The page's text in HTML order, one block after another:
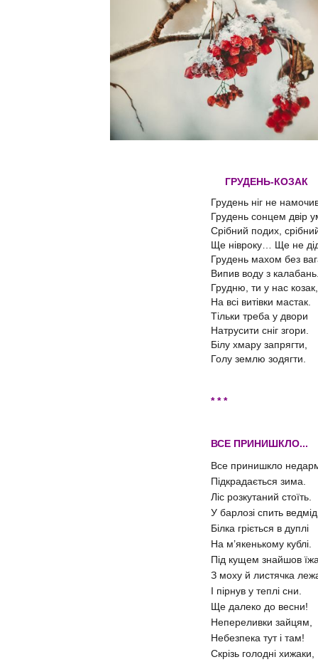
ГРУДЕНЬ-КОЗАК
Грудень ніг не
Грудень сонцем двір
Срібний подих,
Ще нівроку… Ще не
Грудень махом без
Випив воду з
Грудню, ти у нас козак,
На всі витівки мастак.
Тільки треба у двори
Натрусити сніг згори.
Білу хмару запрягти,
Голу землю зодягти.
* * *
ВСЕ ПРИНИШКЛО...
Все принишкло
Підкрадається зима.
Ліс розкутаний стоїть.
У барлозі спить
Білка гріється в дуплі
На м’якенькому кублі.
Під кущем знайшов
З моху й листячка
І пірнув у теплі сни.
Ще далеко до весни!
Непереливки зайцям,
Небезпека тут і там!
Скрізь голодні хижаки,